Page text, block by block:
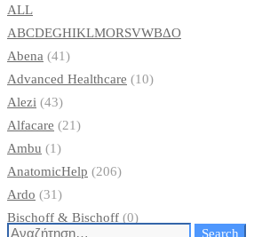
ALL
ABCDEGHIKLMORSVWΒΔΟ
Abena (41)
Advanced Healthcare (10)
Alezi (43)
Alfacare (21)
Ambu (1)
AnatomicHelp (206)
Ardo (31)
Bischoff & Bischoff (0)
Search
Search